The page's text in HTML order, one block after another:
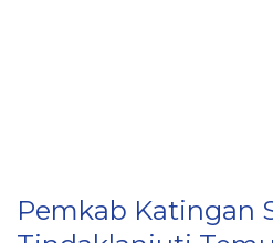
Pemkab Katingan